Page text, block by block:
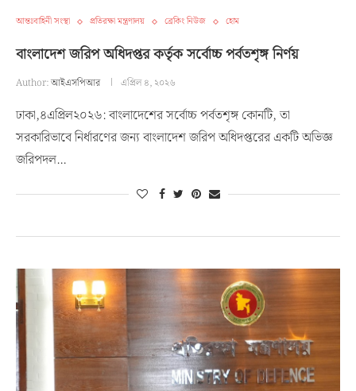
আন্তঃবাহিনী সংস্থা প্রতিরক্ষা মন্ত্রণালয় ব্রেকিং নিউজ হোম
বাংলাদেশ জরিপ অধিদপ্তর কর্তৃক সর্বোচ্চ পর্বতশৃঙ্গ নির্ণয়
Author:আইএসপিআর এপ্রিল ৪, ২০২৬
ঢাকা,৪এপ্রিল২০২৬: বাংলাদেশের সর্বোচ্চ পর্বতশৃঙ্গ কোনটি, তা
সরকারিভাবে নির্ধারণের জন্য বাংলাদেশ জরিপ অধিদপ্তরের একটি অভিজ্ঞ
জরিপদল…